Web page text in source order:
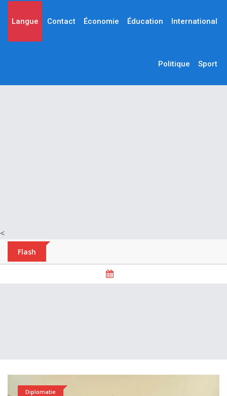
<
Langue Contact Économie Éducation International
Politique Sport
Flash
Diplomatie